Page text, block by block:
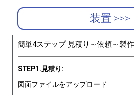
装置 >>>
簡単4ステップ 見積り～依頼～製
STEP1.見積り:
図面ファイルをアップロード